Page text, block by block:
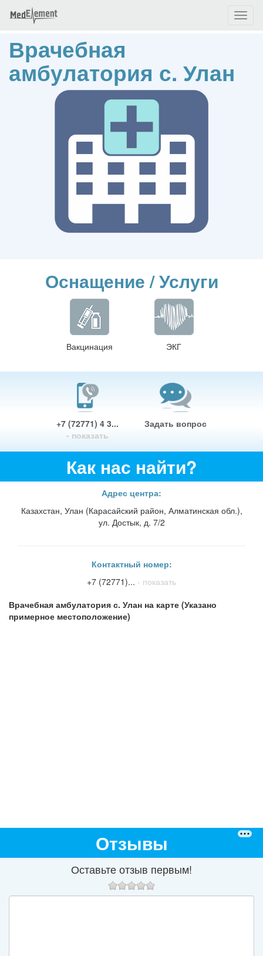
Врачебная
амбулатория с. Улан
Оснащение / Услуги
Вакцинация ЭКГ
+7 (72771) 4 3...
- показать
Задать вопрос
Как нас найти?
Адрес центра:
Казахстан, Улан (Карасайский район, Алматинская обл.),
ул. Достык, д. 7/2
Контактный номер:
+7 (72771)... - показать
Врачебная амбулатория с. Улан на карте (Указано
примерное местоположение)
Отзывы
Оставьте отзыв первым!